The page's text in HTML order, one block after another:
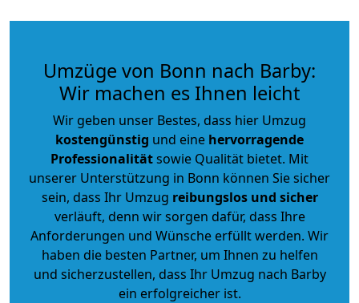
Umzüge von Bonn nach Barby:
Wir machen es Ihnen leicht
Wir geben unser Bestes, dass hier Umzug
kostengünstig und eine hervorragende
Professionalitätsowie Qualität bietet. Mit
unserer Unterstützung in Bonn können Sie sicher
sein, dass Ihr Umzug reibungslos und sicher
verläuft, denn wir sorgen dafür, dass Ihre
Anforderungen und Wünsche erfüllt werden. Wir
haben die besten Partner, um Ihnen zu helfen
und sicherzustellen, dass Ihr Umzug nach Barby
ein erfolgreicher ist.